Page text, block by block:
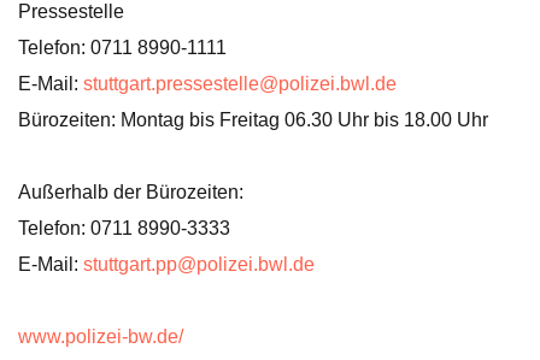
Pressestelle
Telefon: 0711 8990-1111
E-Mail: stuttgart.pressestelle@polizei.bwl.de
Bürozeiten: Montag bis Freitag 06.30 Uhr bis 18.00 Uhr
Außerhalb der Bürozeiten:
Telefon: 0711 8990-3333
E-Mail: stuttgart.pp@polizei.bwl.de
www.polizei-bw.de/